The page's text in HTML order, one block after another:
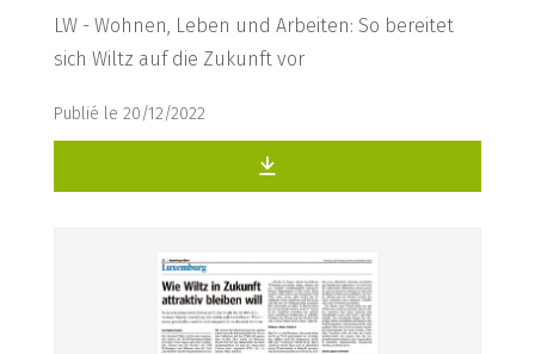
LW - Wohnen, Leben und Arbeiten: So bereitet
sich Wiltz auf die Zukunft vor
Publié le 20/12/2022